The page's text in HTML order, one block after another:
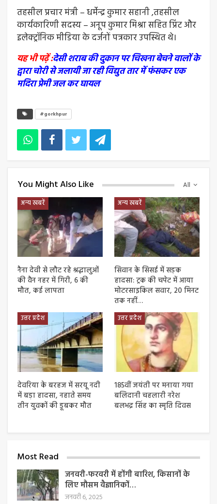
तहसील प्रचार मंत्री – धर्मेन्द्र कुमार सहानी ,तहसील
कार्यकारिणी सदस्य – अनूप कुमार मिश्रा सहित प्रिंट और
इलेक्ट्रॉनिक मीडिया के दर्जनों पत्रकार उपस्थित थे।
यह भी पढ़ें :देसी शराब की दुकान पर चिखना बेचने वालों के
द्वारा चोरी से जलायी जा रही विद्युत तार में फंसकर एक
मदिरा प्रेमी जल कर घायल
#gorkhpur
All
You Might Also Like
अन्य खबरें
नैना देवी से लौट रहे श्रद्धालुओं
की वैन नहर में गिरी, 6 की
मौत, कई लापता
अन्य खबरें
सिवान के सिसई में सड़क
हादसा: ट्रक की चपेट में आया
मोटरसाइकिल सवार, 20 मिनट
तक नहीं…
उत्तर प्रदेश
देवरिया के बरहज में सरयू नदी
में बड़ा हादसा, नहाते समय
तीन युवकों की डूबकर मौत
उत्तर प्रदेश
185वीं जयंती पर मनाया गया
बलिदानी चहलारी नरेश
बलभद्र सिंह का स्मृति दिवस
Most Read
जनवरी-फरवरी में होंगी बारिश, किसानों के
लिए मौसम वैज्ञानिकों…
जनवरी 6, 2025